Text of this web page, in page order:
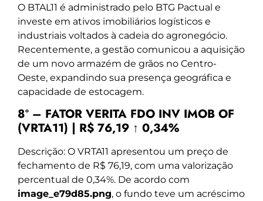
O BTAL11 é administrado pelo BTG Pactual e
investe em ativos imobiliários logísticos e
industriais voltados à cadeia do agronegócio.
Recentemente, a gestão comunicou a aquisição
de um novo armazém de grãos no Centro-
Oeste, expandindo sua presença geográfica e
capacidade de estocagem.
8º – FATOR VERITA FDO INV IMOB OF
(VRTA11) | R$ 76,19 ↑ 0,34%
Descrição: O VRTA11 apresentou um preço de
fechamento de R$ 76,19, com uma valorização
percentual de 0,34%. De acordo com
image_e79d85.png, o fundo teve um acréscimo